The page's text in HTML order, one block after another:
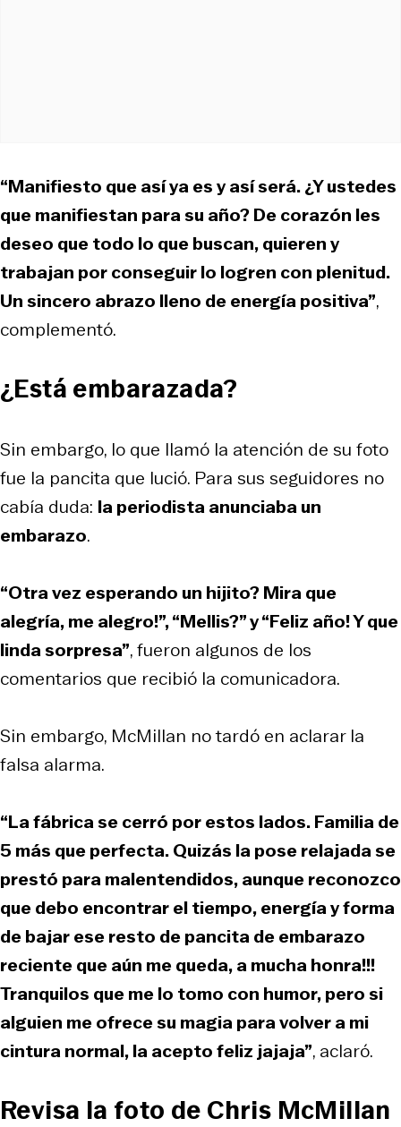
“Manifiesto que así ya es y así será. ¿Y ustedes
que manifiestan para su año? De corazón les
deseo que todo lo que buscan, quieren y
trabajan por conseguir lo logren con plenitud.
Un sincero abrazo lleno de energía positiva”,
complementó.
¿Está embarazada?
Sin embargo, lo que llamó la atención de su foto
fue la pancita que lució. Para sus seguidores no
cabía duda: la periodista anunciaba un
embarazo.
“Otra vez esperando un hijito? Mira que
alegría, me alegro!”, “Mellis?” y “Feliz año! Y que
linda sorpresa”, fueron algunos de los
comentarios que recibió la comunicadora.
Sin embargo, McMillan no tardó en aclarar la
falsa alarma.
“La fábrica se cerró por estos lados. Familia de
5 más que perfecta. Quizás la pose relajada se
prestó para malentendidos, aunque reconozco
que debo encontrar el tiempo, energía y forma
de bajar ese resto de pancita de embarazo
reciente que aún me queda, a mucha honra!!!
Tranquilos que me lo tomo con humor, pero si
alguien me ofrece su magia para volver a mi
cintura normal, la acepto feliz jajaja”, aclaró.
Revisa la foto de Chris McMillan